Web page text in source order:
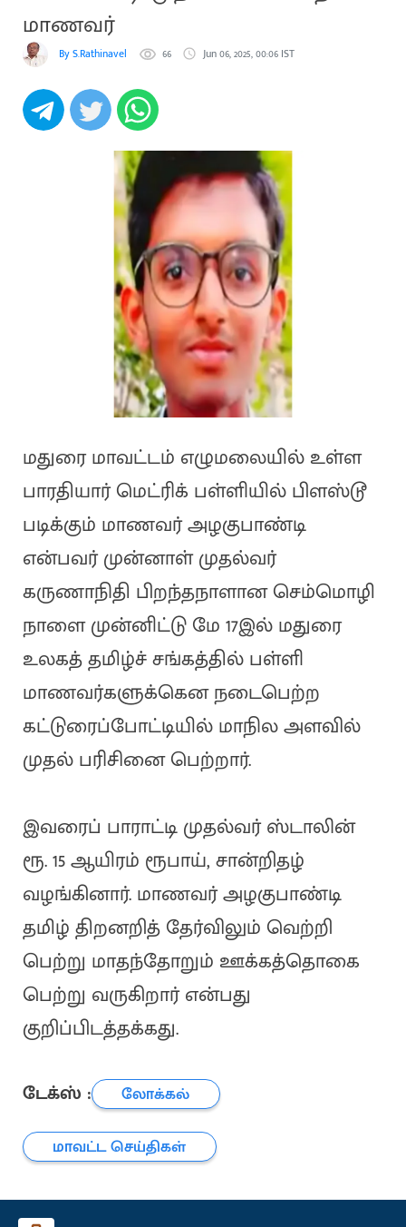
மாணவர்
By S.Rathinavel 66 Jun 06, 2025, 00:06 IST
மதுரை மாவட்டம் எழுமலையில் உள்ள
பாரதியார் மெட்ரிக் பள்ளியில் பிளஸ்டூ
படிக்கும் மாணவர் அழகுபாண்டி
என்பவர் முன்னாள் முதல்வர்
கருணாநிதி பிறந்தநாளான செம்மொழி
நாளை முன்னிட்டு மே 17இல் மதுரை
உலகத் தமிழ்ச் சங்கத்தில் பள்ளி
மாணவர்களுக்கென நடைபெற்ற
கட்டுரைப்போட்டியில் மாநில அளவில்
முதல் பரிசினை பெற்றார்.
இவரைப் பாராட்டி முதல்வர் ஸ்டாலின்
ரூ. 15 ஆயிரம் ரூபாய், சான்றிதழ்
வழங்கினார். மாணவர் அழகுபாண்டி
தமிழ் திறனறித் தேர்விலும் வெற்றி
பெற்று மாதந்தோறும் ஊக்கத்தொகை
பெற்று வருகிறார் என்பது
குறிப்பிடத்தக்கது.
டேக்ஸ் :
லோக்கல்
மாவட்ட செய்திகள்